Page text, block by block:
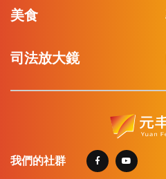
美食
司法放大鏡
我們的社群